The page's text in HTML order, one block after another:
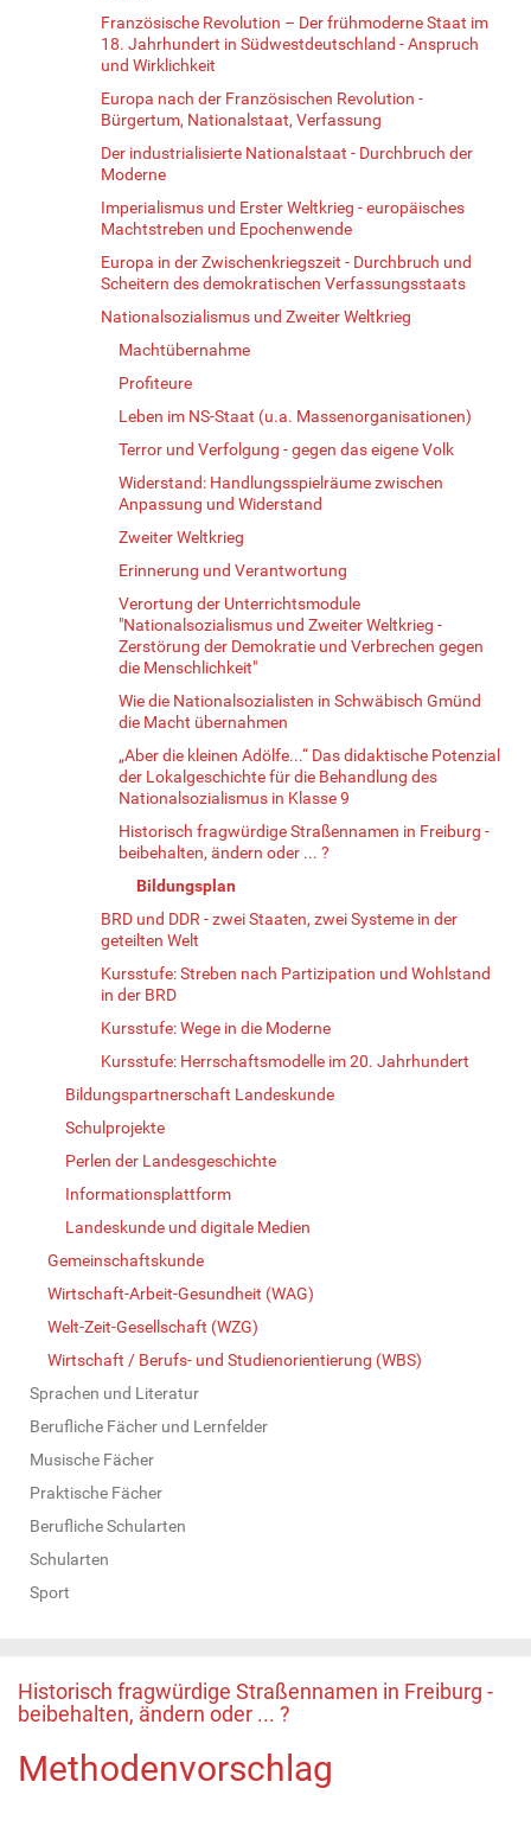
Französische Revolution – Der frühmoderne Staat im
18. Jahrhundert in Südwestdeutschland - Anspruch
und Wirklichkeit
Europa nach der Französischen Revolution -
Bürgertum, Nationalstaat, Verfassung
Der industrialisierte Nationalstaat - Durchbruch der
Moderne
Imperialismus und Erster Weltkrieg - europäisches
Machtstreben und Epochenwende
Europa in der Zwischenkriegszeit - Durchbruch und
Scheitern des demokratischen Verfassungsstaats
Nationalsozialismus und Zweiter Weltkrieg
Machtübernahme
Profiteure
Leben im NS-Staat (u.a. Massenorganisationen)
Terror und Verfolgung - gegen das eigene Volk
Widerstand: Handlungsspielräume zwischen
Anpassung und Widerstand
Zweiter Weltkrieg
Erinnerung und Verantwortung
Verortung der Unterrichtsmodule
"Nationalsozialismus und Zweiter Weltkrieg -
Zerstörung der Demokratie und Verbrechen gegen
die Menschlichkeit"
Wie die Nationalsozialisten in Schwäbisch Gmünd
die Macht übernahmen
„Aber die kleinen Adölfe...“ Das didaktische Potenzial
der Lokalgeschichte für die Behandlung des
Nationalsozialismus in Klasse 9
Historisch fragwürdige Straßennamen in Freiburg -
beibehalten, ändern oder ... ?
Bildungsplan
BRD und DDR - zwei Staaten, zwei Systeme in der
geteilten Welt
Kursstufe: Streben nach Partizipation und Wohlstand
in der BRD
Kursstufe: Wege in die Moderne
Kursstufe: Herrschaftsmodelle im 20. Jahrhundert
Bildungspartnerschaft Landeskunde
Schulprojekte
Perlen der Landesgeschichte
Informationsplattform
Landeskunde und digitale Medien
Gemeinschaftskunde
Wirtschaft-Arbeit-Gesundheit (WAG)
Welt-Zeit-Gesellschaft (WZG)
Wirtschaft / Berufs- und Studienorientierung (WBS)
Sprachen und Literatur
Berufliche Fächer und Lernfelder
Musische Fächer
Praktische Fächer
Berufliche Schularten
Schularten
Sport
Historisch fragwürdige Straßennamen in Freiburg -
beibehalten, ändern oder ... ?
Methodenvorschlag